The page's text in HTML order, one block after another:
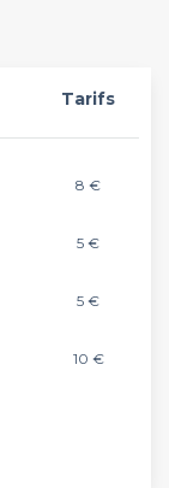
Tarifs
8 €
5 €
5 €
10 €